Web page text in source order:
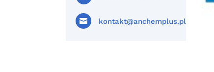
 kontakt@anchemplus.pl